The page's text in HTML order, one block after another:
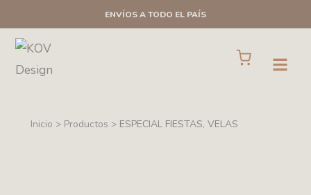
al
contenido
ENVÍOS A TODO EL PAÍS
Open
Cart
Inicio > Productos > ESPECIAL FIESTAS, VELAS